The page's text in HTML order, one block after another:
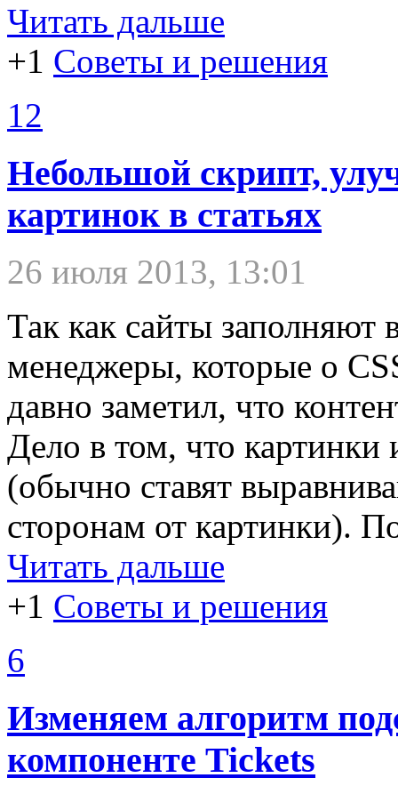
Читать дальше
+1 Советы и решения
12
Небольшой скрипт,
картинок в статьях
26 июля 2013, 13:01
Так как сайты заполняют
менеджеры, которые о
давно заметил, что
Дело в том, что
(обычно ставят
сторонам от картинки).
Читать дальше
+1 Советы и решения
6
Изменяем алгоритм
компоненте Tickets